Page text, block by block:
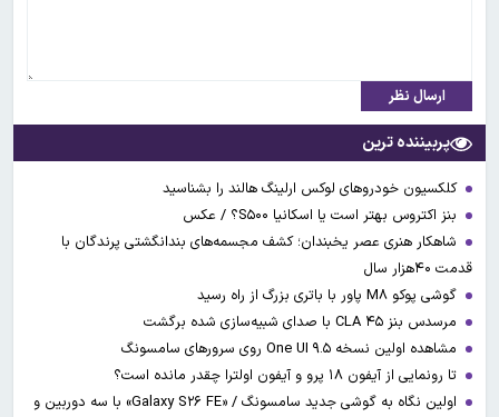
ارسال نظر
پربیننده ترین
کلکسیون خودروهای لوکس ارلینگ هالند را بشناسید
بنز اکتروس بهتر است یا اسکانیا S۵۰۰؟ / عکس
شاهکار هنری عصر یخبندان؛ کشف مجسمه‌های بندانگشتی‌ پرندگان با
قدمت ۴۰هزار سال
گوشی پوکو M۸ پاور با باتری بزرگ از راه رسید
مرسدس بنز CLA ۴۵ با صدای شبیه‌سازی شده برگشت
مشاهده اولین نسخه One UI ۹.۵ روی سرورهای سامسونگ
تا رونمایی از آیفون ۱۸ پرو و آیفون اولترا چقدر مانده است؟
اولین نگاه به گوشی جدید سامسونگ / «Galaxy S۲۶ FE» با سه دوربین و